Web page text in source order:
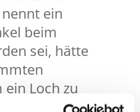
ein
beim
sei, hätte
Loch zu